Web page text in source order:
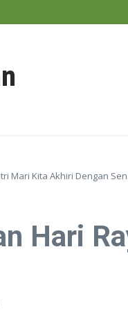
Tanpa Mengabaikan
Mari Kita Akhiri Dengan
Hari